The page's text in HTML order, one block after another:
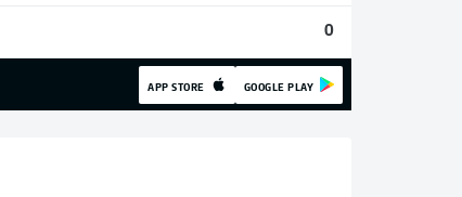
0
APP STORE GOOGLE PLAY